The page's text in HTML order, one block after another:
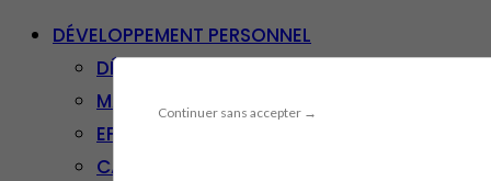
Continuer sans accepter →
DÉVELOPPEMENT PERSONNEL
DÉVELOPPEMENT PERSONNEL
MANAGEMENT
EFFICACITÉ PROFESSIONNELLE
CARRIÈRE & RECONVERSION